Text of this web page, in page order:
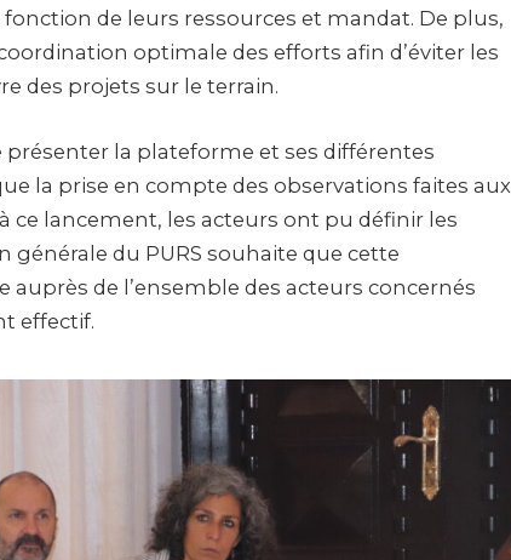
de leurs ressources et mandat. De plus,
optimale des efforts afin d’éviter les
des projets sur le terrain.
présenter la plateforme et ses différentes
la prise en compte des observations faites aux
ce lancement, les acteurs ont pu définir les
générale du PURS souhaite que cette
de l’ensemble des acteurs concernés
effectif.